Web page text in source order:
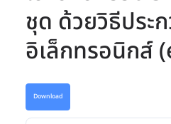
ชุด ด้วยวิธีประ
อิเล็กทรอนิกส์
Download